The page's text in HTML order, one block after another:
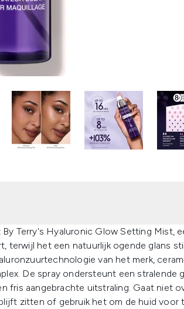
Terry's Hyaluronic Glow Setting Mist,
terwijl het een natuurlijk ogende glans
van het merk,
De spray ondersteunt een stralende
fris aangebrachte uitstraling. Gaat niet
zitten of gebruik het om de huid voor